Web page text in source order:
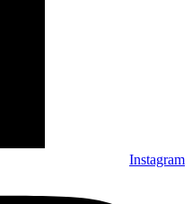
Instagram